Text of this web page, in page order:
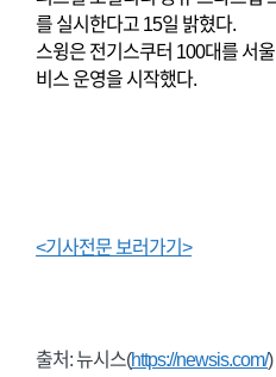
를 실시한다고 15일 밝혔다.
스윙은 전기스쿠터 100대를 서
비스 운영을 시작했다.
<기사전문 보러가기>
출처: 뉴시스(https://newsis.com/)